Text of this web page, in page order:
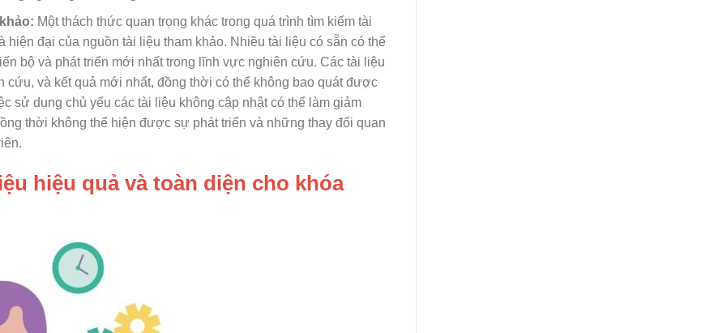
Một thách thức quan trọng khác trong quá trình tìm kiếm tài
hiện đại của nguồn tài liệu tham khảo. Nhiều tài liệu có sẵn có thể
bộ và phát triển mới nhất trong lĩnh vực nghiên cứu. Các tài liệu
và kết quả mới nhất, đồng thời có thể không bao quát được
sử dụng chủ yếu các tài liệu không cập nhật có thể làm giảm
thời không thể hiện được sự phát triển và những thay đổi quan
hiệu quả và toàn diện cho khóa